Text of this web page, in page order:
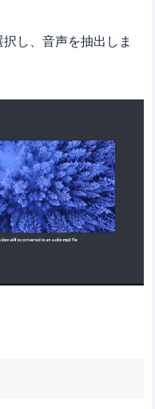
し、音声を抽出しま